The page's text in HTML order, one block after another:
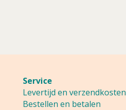
Service
Levertijd en verzendkosten
Bestellen en betalen